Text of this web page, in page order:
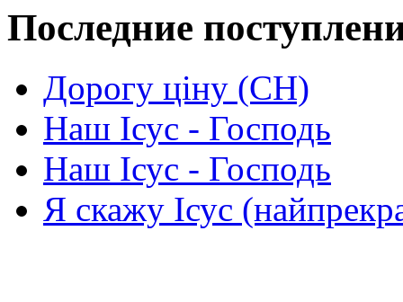
Последние
Дорогу ціну (СН)
Наш Ісус - Господь
Наш Ісус - Господь
Я скажу Ісус